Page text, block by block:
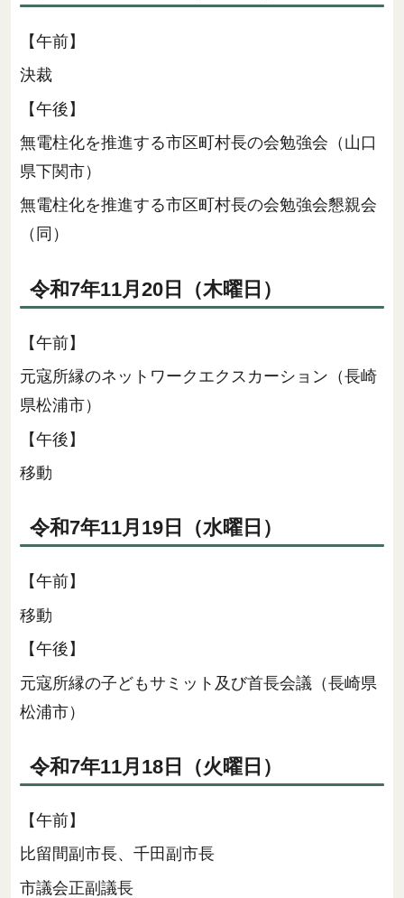
【午前】
決裁
【午後】
無電柱化を推進する市区町村長の会勉強会（山口
県下関市）
無電柱化を推進する市区町村長の会勉強会懇親会
（同）
令和7年11月20日（木曜日）
【午前】
元寇所縁のネットワークエクスカーション（長崎
県松浦市）
【午後】
移動
令和7年11月19日（水曜日）
【午前】
移動
【午後】
元寇所縁の子どもサミット及び首長会議（長崎県
松浦市）
令和7年11月18日（火曜日）
【午前】
比留間副市長、千田副市長
市議会正副議長